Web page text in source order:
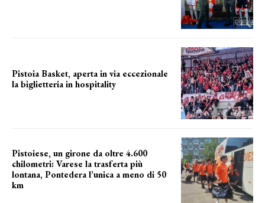
Pistoia Basket, aperta in via eccezionale
la biglietteria in hospitality
Pistoiese, un girone da oltre 4.600
chilometri: Varese la trasferta più
lontana, Pontedera l’unica a meno di 50
km